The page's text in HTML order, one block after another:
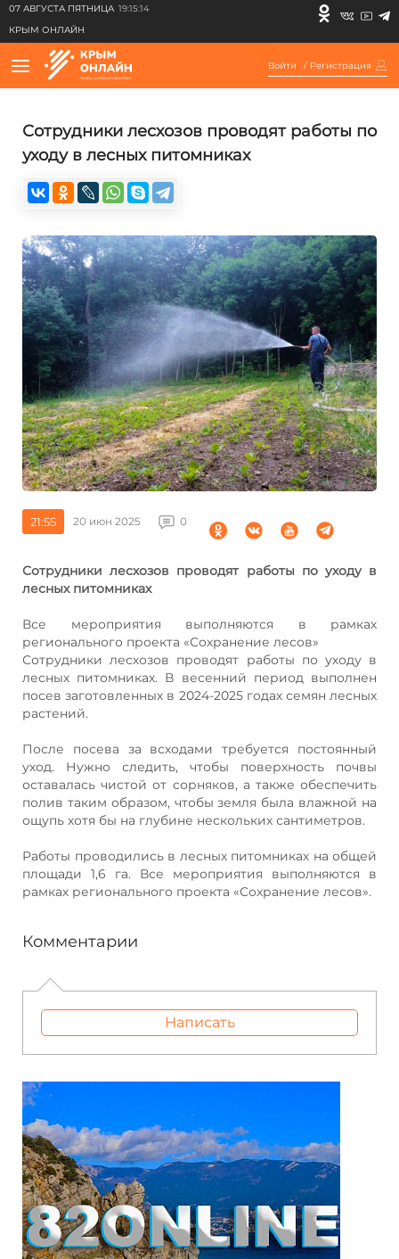
07 АВГУСТА ПЯТНИЦА 19:15:14
КРЫМ ОНЛАЙН
Войти / Регистрация
Сотрудники лесхозов проводят работы по
уходу в лесных питомниках
21:55 20 июн 2025 0
Сотрудники лесхозов проводят работы по уходу в
лесных питомниках
Все мероприятия выполняются в рамках
регионального проекта «Сохранение лесов»
Сотрудники лесхозов проводят работы по уходу в
лесных питомниках. В весенний период выполнен
посев заготовленных в 2024-2025 годах семян лесных
растений.
После посева за всходами требуется постоянный
уход. Нужно следить, чтобы поверхность почвы
оставалась чистой от сорняков, а также обеспечить
полив таким образом, чтобы земля была влажной на
ощупь хотя бы на глубине нескольких сантиметров.
Работы проводились в лесных питомниках на общей
площади 1,6 га. Все мероприятия выполняются в
рамках регионального проекта «Сохранение лесов».
Комментарии
Написать